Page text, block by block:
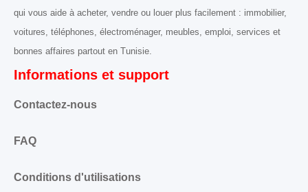
qui vous aide à acheter, vendre ou louer plus facilement : immobilier,
voitures, téléphones, électroménager, meubles, emploi, services et
bonnes affaires partout en Tunisie.
Informations et support
Contactez-nous
FAQ
Conditions d'utilisations